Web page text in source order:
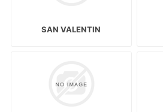
SAN VALENTIN